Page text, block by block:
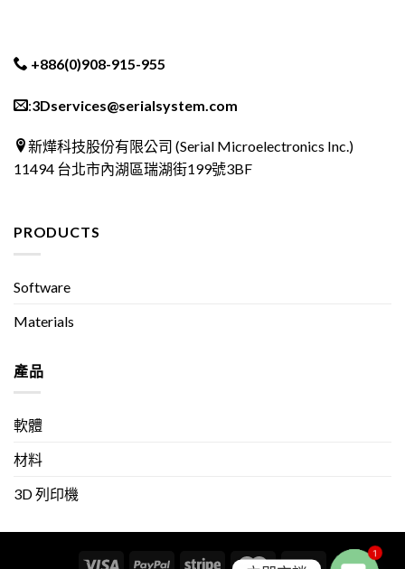
+886(0)908-915-955
:3Dservices@serialsystem.com
新燁科技股份有限公司 (Serial Microelectronics Inc.)
11494 台北市內湖區瑞湖街199號3BF
PRODUCTS
Software
Materials
產品
軟體
材料
3D 列印機
1